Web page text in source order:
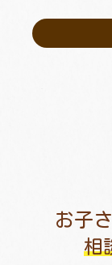
お子
相